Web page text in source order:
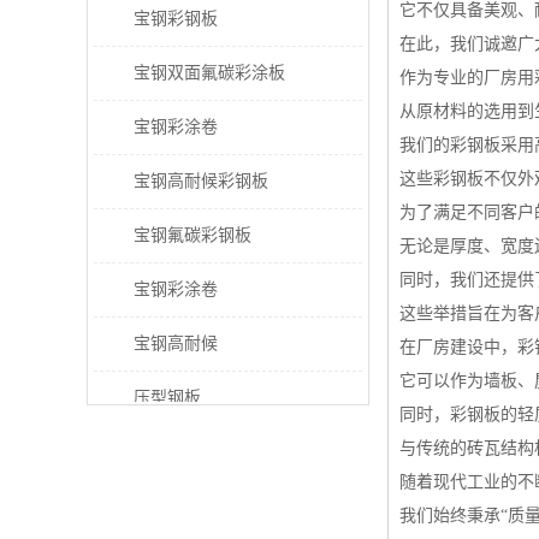
宝钢彩钢板
宝钢双面氟碳彩涂板
宝钢彩涂卷
宝钢高耐候彩钢板
宝钢氟碳彩钢板
宝钢彩涂卷
宝钢高耐候
压型钢板
它不仅具备美观
在此，我们诚邀
作为专业的厂房
从原材料的选用
我们的彩钢板采
这些彩钢板不仅
为了满足不同客
无论是厚度、宽
同时，我们还提
这些举措旨在为
在厂房建设中，
它可以作为墙板
同时，彩钢板的
与传统的砖瓦结
随着现代工业的
我们始终秉承“质